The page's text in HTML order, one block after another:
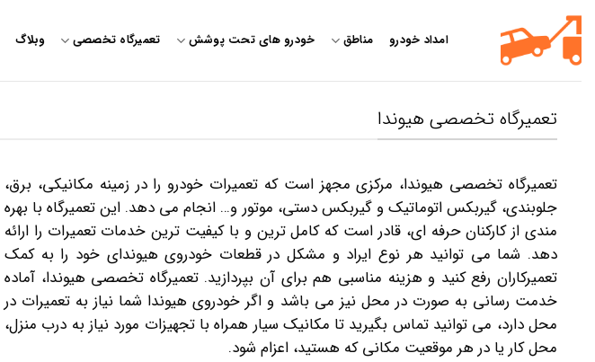
Skip
content
امداد خودرو مناطق خودرو های تحت پوشش تعمیرگاه تخصصی وبلاگ
تعمیرگاه تخصصی هیوندا
تعمیرگاه تخصصی هیوندا، مرکزی مجهز است که تعمیرات خودرو را در زمینه مکانیکی، برق،
جلوبندی، گیربکس اتوماتیک و گیربکس دستی، موتور و… انجام می دهد. این تعمیرگاه با بهره
مندی از کارکنان حرفه ای، قادر است که کامل ترین و با کیفیت ترین خدمات تعمیرات را ارائه
دهد. شما می توانید هر نوع ایراد و مشکل در قطعات خودروی هیوندای خود را به کمک
تعمیرکاران رفع کنید و هزینه مناسبی هم برای آن بپردازید. تعمیرگاه تخصصی هیوندا، آماده
خدمت رسانی به صورت در محل نیز می باشد و اگر خودروی هیوندا شما نیاز به تعمیرات در
محل دارد، می توانید تماس بگیرید تا مکانیک سیار همراه با تجهیزات مورد نیاز به درب منزل،
محل کار یا در هر موقعیت مکانی که هستید، اعزام شود.